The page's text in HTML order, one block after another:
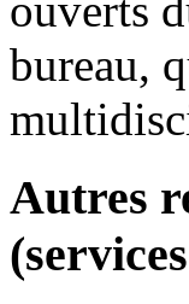
bureau,
Autres